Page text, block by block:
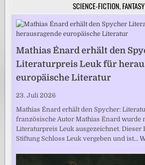
SCIENCE-FICTION, FANTASY
Mathias Énard erhält den
Literaturpreis Leuk für
europäische Literatur
23. Juli 2026
Mathias Énard erhält den Spycher:
französische Autor Mathias Énard wurde
Literaturpreis Leuk ausgezeichnet. Dieser
Stiftung Schloss Leuk vergeben und ist…